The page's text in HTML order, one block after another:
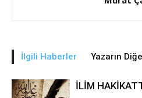
İlgili Haberler Yazarın
İLİM